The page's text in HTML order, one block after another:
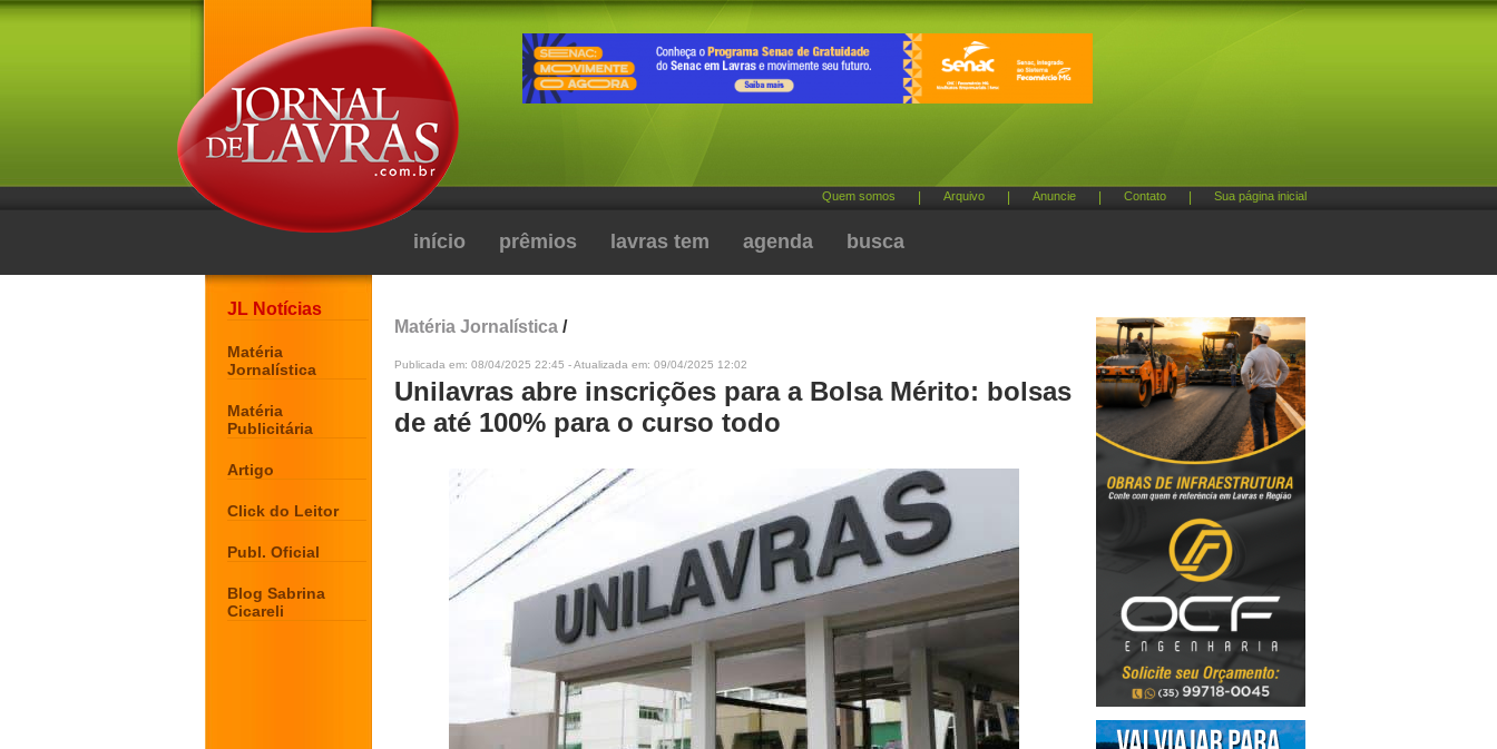
Quem somos Arquivo Anuncie Contato Sua página inicial
início prêmios lavras tem agenda busca
JL Notícias
Matéria
Jornalística
Matéria
Publicitária
Artigo
Click do Leitor
Publ. Oficial
Blog Sabrina
Cicareli
Matéria Jornalística /
Publicada em: 08/04/2025 22:45 - Atualizada em: 09/04/2025 12:02
Unilavras abre inscrições para a Bolsa Mérito: bolsas
de até 100% para o curso todo